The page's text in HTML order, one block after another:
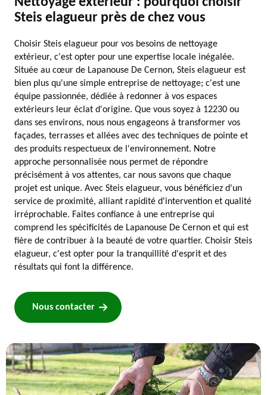
Steis elagueur près de chez vous
Choisir Steis elagueur pour vos besoins de nettoyage
extérieur, c'est opter pour une expertise locale inégalée.
Située au cœur de Lapanouse De Cernon, Steis elagueur est
bien plus qu'une simple entreprise de nettoyage; c'est une
équipe passionnée, dédiée à redonner à vos espaces
extérieurs leur éclat d'origine. Que vous soyez à 12230 ou
dans ses environs, nous nous engageons à transformer vos
façades, terrasses et allées avec des techniques de pointe et
des produits respectueux de l'environnement. Notre
approche personnalisée nous permet de répondre
précisément à vos attentes, car nous savons que chaque
projet est unique. Avec Steis elagueur, vous bénéficiez d'un
service de proximité, alliant rapidité d'intervention et qualité
irréprochable. Faites confiance à une entreprise qui
comprend les spécificités de Lapanouse De Cernon et qui est
fière de contribuer à la beauté de votre quartier. Choisir Steis
elagueur, c'est opter pour la tranquillité d'esprit et des
résultats qui font la différence.
Nous contacter